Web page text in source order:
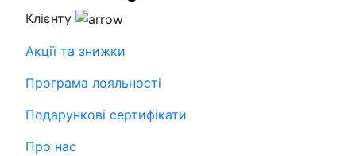
Клієнту
Акції та знижки
Програма лояльності
Подарункові сертифікати
Про нас